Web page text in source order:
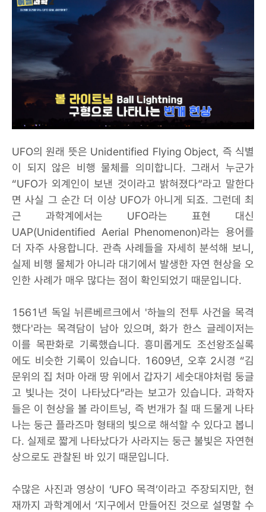
UFO의 원래 뜻은 Unidentified Flying Object, 즉 식별
이 되지 않은 비행 물체를 의미합니다. 그래서 누군가
“UFO가 외계인이 보낸 것이라고 밝혀졌다”라고 말한다
면 사실 그 순간 더 이상 UFO가 아니게 되죠. 그런데 최
근 과학계에서는 UFO라는 표현 대신
UAP(Unidentified Aerial Phenomenon)라는 용어를
더 자주 사용합니다. 관측 사례들을 자세히 분석해 보니,
실제 비행 물체가 아니라 대기에서 발생한 자연 현상을 오
인한 사례가 매우 많다는 점이 확인되었기 때문입니다.
1561년 독일 뉘른베르크에서 '하늘의 전투 사건을 목격
했다'라는 목격담이 남아 있으며, 화가 한스 글레이저는
이를 목판화로 기록했습니다. 흥미롭게도 조선왕조실록
에도 비슷한 기록이 있습니다. 1609년, 오후 2시경 “김
문위의 집 처마 아래 땅 위에서 갑자기 세숫대야처럼 둥글
고 빛나는 것이 나타났다”라는 보고가 있습니다. 과학자
들은 이 현상을 볼 라이트닝, 즉 번개가 칠 때 드물게 나타
나는 둥근 플라즈마 형태의 빛으로 해석할 수 있다고 봅니
다. 실제로 짧게 나타났다가 사라지는 둥근 불빛은 자연현
상으로도 관찰된 바 있기 때문입니다.
수많은 사진과 영상이 ‘UFO 목격’이라고 주장되지만, 현
재까지 과학계에서 ‘지구에서 만들어진 것으로 설명할 수